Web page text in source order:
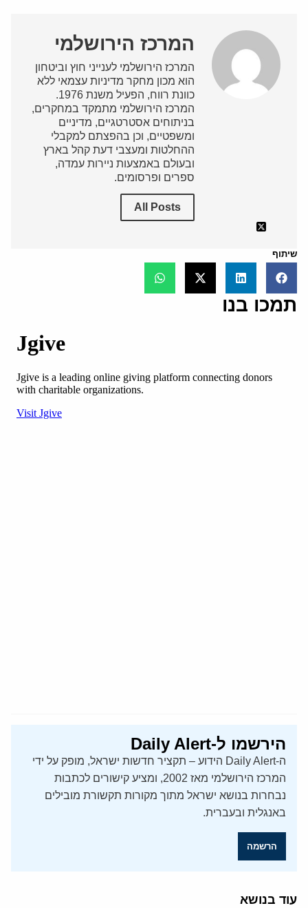
המרכז הירושלמי
המרכז הירושלמי לענייני חוץ וביטחון
הוא מכון מחקר מדיניות עצמאי ללא
כוונת רווח, הפעיל משנת 1976.
המרכז הירושלמי מתמקד במחקרים,
בניתוחים אסטרטגיים, מדיניים
ומשפטיים, וכן בהפצתם למקבלי
ההחלטות ומעצבי דעת קהל בארץ
ובעולם באמצעות ניירות עמדה,
ספרים ופרסומים.
All Posts
שיתוף
תמכו בנו
הירשמו ל-Daily Alert
ה-Daily Alert הידוע – תקציר חדשות ישראל, מופק על ידי
המרכז הירושלמי מאז 2002, ומציע קישורים לכתבות
נבחרות בנושא ישראל מתוך מקורות תקשורת מובילים
באנגלית ובעברית.
הרשמה
עוד בנושא